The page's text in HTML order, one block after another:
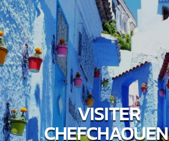
VISITER
CHEFCHAOUEN